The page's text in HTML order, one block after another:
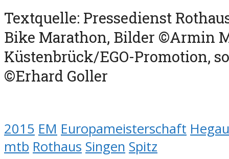
Textquelle: Pressedienst
Bike Marathon, Bilder ©Armin
Küstenbrück/EGO-Promotion,
©Erhard Goller
2015 EM Europameisterschaft Hegau
mtb Rothaus Singen Spitz